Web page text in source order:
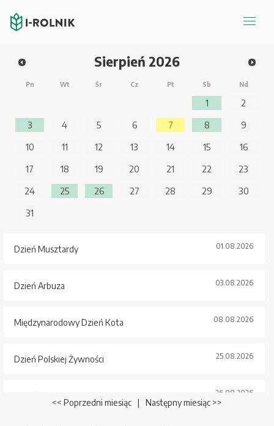
Sierpień 2026
Pn Wt Śr Cz Pt Sb Nd
1
2
3
4 5 6 7 8
9
10
11 12 13 14 15
16
17
18 19 20 21 22
23
24
25 26 27 28 29
30
31
Dzień Musztardy 01.08.2026
Dzień Arbuza 03.08.2026
Międzynarodowy Dzień Kota 08.08.2026
Dzień Polskiej Żywności 25.08.2026
Dzień Psa 26.08.2026
<< Poprzedni miesiąc | Następny miesiąc >>